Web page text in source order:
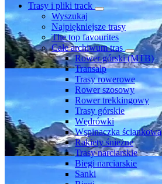
Trasy i pliki track
Wyszukaj
Najpiękniejsze trasy
The top favourites
Całe archiwum tras
Rower górski (MTB)
Transalp
Trasy rowerowe
Rower szosowy
Rower trekkingowy
Trasy górskie
Wędrówki
Wspinaczka ściankowa
Rakiety śnieżne
Trasy narciarskie
Biegi narciarskie
Sanki